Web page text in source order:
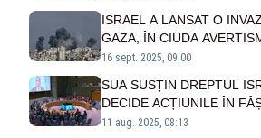
ISRAEL A LANSAT O
GAZA, ÎN CIUDA
ȘEFILOR DE SECURITATE
16 sept. 2025, 09:00
SUA SUSȚIN DREPTUL
DECIDE ACȚIUNILE ÎN
11 aug. 2025, 08:13